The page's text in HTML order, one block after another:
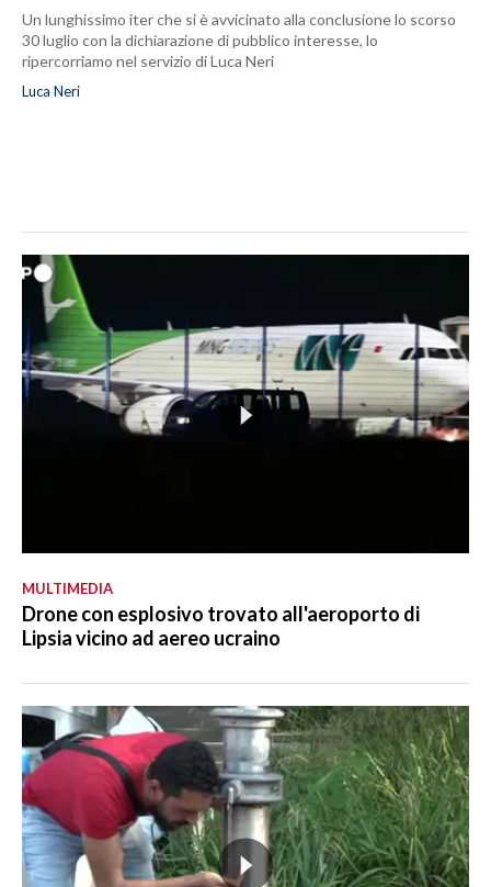
Un lunghissimo iter che si è avvicinato alla conclusione lo scorso
30 luglio con la dichiarazione di pubblico interesse, lo
ripercorriamo nel servizio di Luca Neri
Luca Neri
MULTIMEDIA
Drone con esplosivo trovato all'aeroporto di
Lipsia vicino ad aereo ucraino